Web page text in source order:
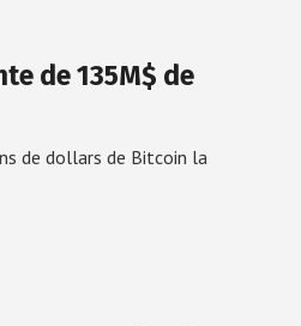
de 135M$ de
de dollars de Bitcoin la